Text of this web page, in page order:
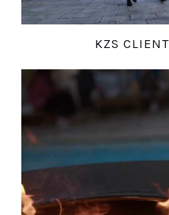
KZS